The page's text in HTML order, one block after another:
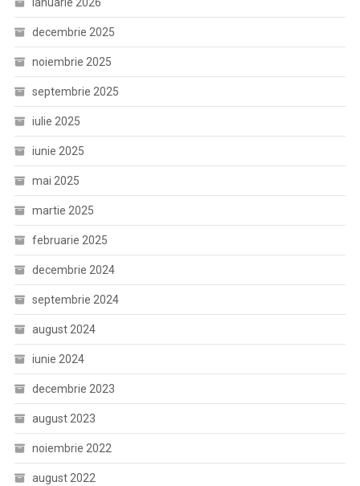
decembrie 2025
noiembrie 2025
septembrie 2025
iulie 2025
iunie 2025
mai 2025
martie 2025
februarie 2025
decembrie 2024
septembrie 2024
august 2024
iunie 2024
decembrie 2023
august 2023
noiembrie 2022
august 2022